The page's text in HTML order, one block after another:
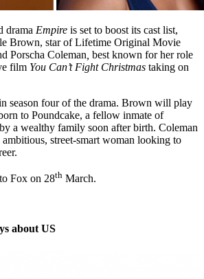
drama Empire is set to boost its cast list,
Brown, star of Lifetime Original Movie
Porscha Coleman best known for her role
film You Can’t Fight Christmas taking on
season four of the drama. Brown will play
to Poundcake, a fellow inmate of
a wealthy family soon after birth. Coleman
street-smart woman looking to
Fox on 28th March.
about US